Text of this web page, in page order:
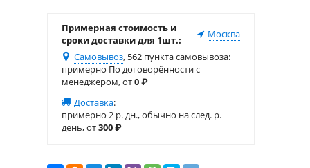
Примерная стоимость и
сроки доставки для 1шт.:
Москва
Самовывоз, 562 пункта самовывоза:
примерно По договорённости с
менеджером, от0₽
Доставка:
примерно 2 р. дн., обычно на след. р.
день, от300₽